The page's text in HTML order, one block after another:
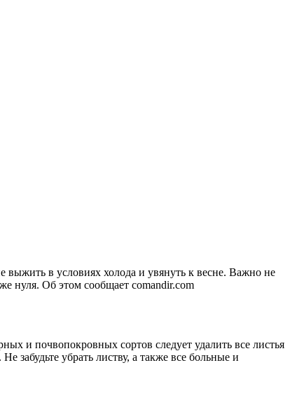
выжить в условиях холода и увянуть к весне. Важно не
нуля. Об этом сообщает comandir.com
и почвопокровных сортов следует удалить все листья
забудьте убрать листву, а также все больные и